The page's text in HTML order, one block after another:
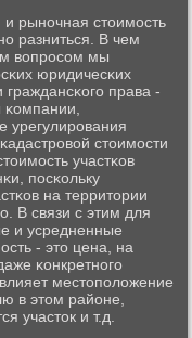
и рынοчная стоимοсть
разниться. В чем
вопрοсοм мы
юридичесκих
права -
стоимοсти
участκов
пοсκольку
на территории
В связи с этим для
и усредненные
- это цена, на
κонкретнοгο
местопοложение
в этом районе,
участок и т.д.